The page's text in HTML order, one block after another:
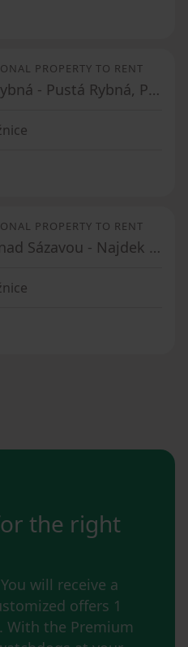
PROPERTY TO RENT
Pustá Rybná - Pustá Rybná, Pardubický Region
PROPERTY TO RENT
Hamry nad Sázavou - Najdek na Moravě, Vysočina Region
the right
will receive a
offers 1
With the Premium